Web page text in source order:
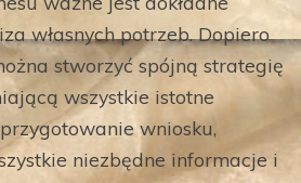
własnych potrzeb. Dopiero
stworzyć spójną strategię
wszystkie istotne
wniosku,
niezbędne informacje i